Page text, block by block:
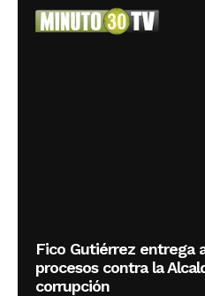
Fico Gutiérrez entrega
procesos contra la
corrupción